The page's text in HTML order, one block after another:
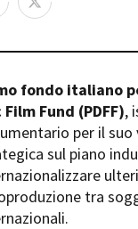
FCTP
fondo italiano
Film Fund (PDFF),
per il
sul piano
tra